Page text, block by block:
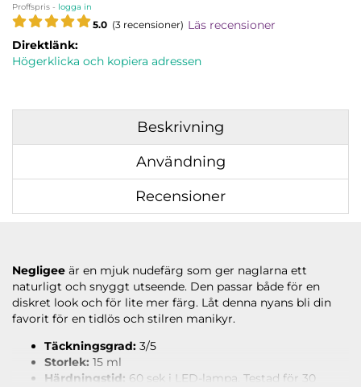
Proffspris - logga in
5.0 (3 recensioner) Läs recensioner
Direktlänk:
Högerklicka och kopiera adressen
Beskrivning
Användning
Recensioner
Negligee är en mjuk nudefärg som ger naglarna ett
naturligt och snyggt utseende. Den passar både för en
diskret look och för lite mer färg. Låt denna nyans bli din
favorit för en tidlös och stilren manikyr.
Täckningsgrad: 3/5
Storlek: 15 ml
Härdningstid: 60 sek i LED-lampa. Testad för 30